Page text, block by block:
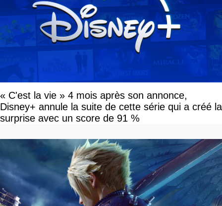
« C'est la vie » 4 mois après son annonce,
Disney+ annule la suite de cette série qui a créé la
surprise avec un score de 91 %